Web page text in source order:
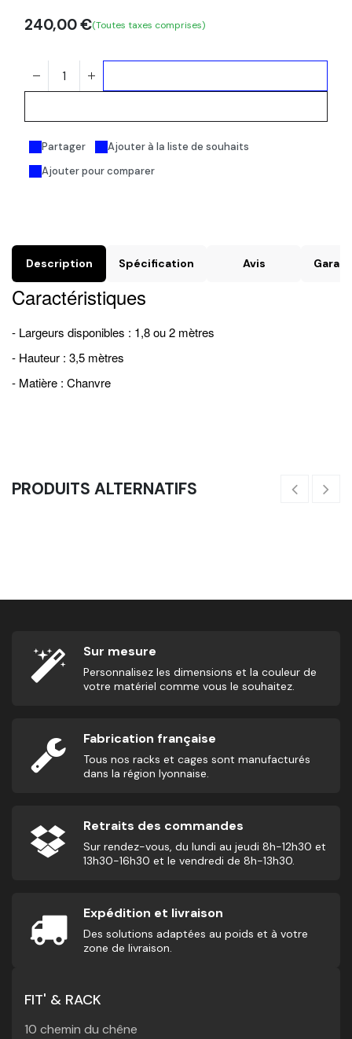
Ajouter pour comparer
Partager Ajouter à la liste de souhaits
240,00€(Toutes taxes comprises)
Description Spécification Avis
Caractéristiques
- Largeurs disponibles : 1,8 ou 2 mètres
- Hauteur : 3,5 mètres
- Matière : Chanvre
PRODUITS ALTERNATIFS
Sur mesure
Personnalisez les dimensions et la couleur de
votre matériel comme vous le souhaitez.
Fabrication française
Tous nos racks et cages sont manufacturés
dans la région lyonnaise.
Retraits des commandes
Sur rendez-vous, du lundi au jeudi 8h-12h30 et
13h30-16h30 et le vendredi de 8h-13h30.
Expédition et livraison
Des solutions adaptées au poids et à votre
zone de livraison.
FIT' & RACK
10 chemin du chêne